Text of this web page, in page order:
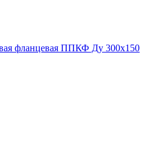
фланцевая ППКФ Ду 300х150